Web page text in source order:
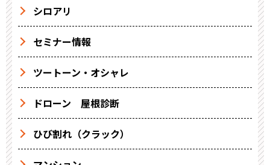
シロアリ
セミナー情報
ツートーン・オシャレ
ドローン 屋根診断
ひび割れ（クラック）